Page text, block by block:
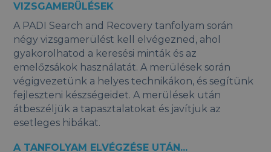
VIZSGAMERÜLÉSEK
A PADI Search and Recovery tanfolyam során
négy vizsgamerülést kell elvégezned, ahol
gyakorolhatod a keresési minták és az
emelőzsákok használatát. A merülések során
végigvezetünk a helyes technikákon, és segítünk
fejleszteni készségeidet. A merülések után
átbeszéljük a tapasztalatokat és javítjuk az
esetleges hibákat.
A TANFOLYAM ELVÉGZÉSE UTÁN...